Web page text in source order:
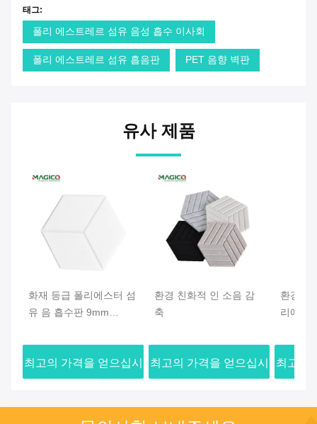
태그:
폴리 에스트레르 섬유 음성 흡수 이사회
폴리 에스트레르 섬유 흡음판 PET 음향 벽판
유사 제품
화재 등급 폴리에스터 섬
유 음 흡수판 9mm
최고의 가격을 얻으십시
환경 친화적 인 소음 감
축
최고의 가격을 얻으십시
환경 친
리에스
최고의